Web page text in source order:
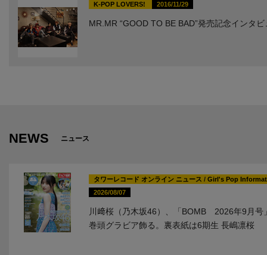
K-POP LOVERS! 2016/11/29
MR.MR “GOOD TO BE BAD”発売記念インタビ
NEWS ニュース
タワーレコード オンライン ニュース / Girl's Pop
2026/08/07
川﨑桜（乃木坂46）、「BOMB 2026年9月号
巻頭グラビア飾る。裏表紙は6期生 長嶋凛桜